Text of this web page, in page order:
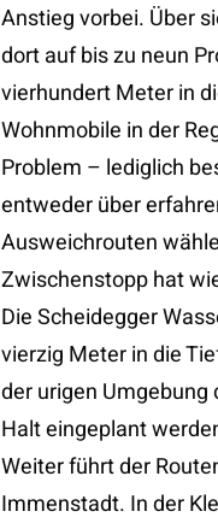
Anstieg vorbei. Über
dort auf bis zu neun
vierhundert Meter in
Wohnmobile in der
Problem – lediglich
entweder über
Ausweichrouten
Zwischenstopp hat
Die Scheidegger
vierzig Meter in die
der urigen
Halt eingeplant
Weiter führt der
Immenstadt. In der